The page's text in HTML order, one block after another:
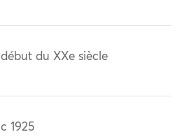
début du XXe siècle
c 1925